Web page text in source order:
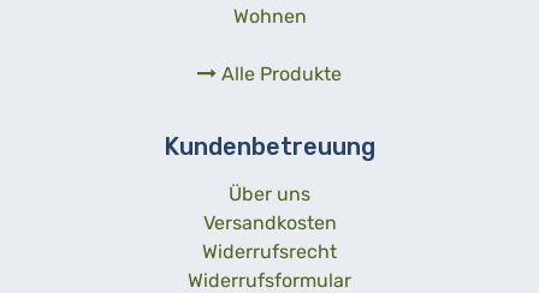
Wohnen
Alle Produkte
Kundenbetreuung
Über uns
Versandkosten
Widerrufsrecht
Widerrufsformular